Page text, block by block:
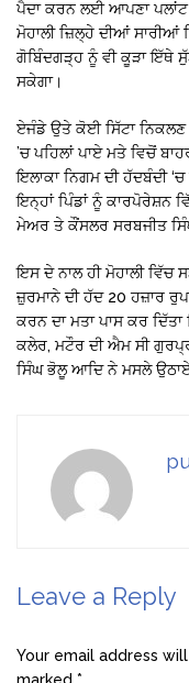
ਪੈਦਾ ਕਰਨ ਲਈ ਆਪਣਾ
ਮੋਹਾਲੀ ਜ਼ਿਲ੍ਹੇ ਦੀਆਂ ਸਾਰੀਆਂ
ਗੋਬਿੰਦਗੜ੍ਹ ਨੂੰ ਵੀ ਕੂੜਾ ਇੱਥੇ
ਸਕੇਗਾ।
ਏਜੰਡੇ ਉਤੇ ਕੋਈ ਸਿੱਟਾ ਨਿਕਲਣ
’ਚ ਪਹਿਲਾਂ ਪਾਏ ਮਤੇ ਵਿਚੋਂ
ਇਲਾਕਾ ਨਿਗਮ ਦੀ ਹੱਦਬੰਦੀ
ਇਨ੍ਹਾਂ ਪਿੰਡਾਂ ਨੂੰ ਕਾਰਪੋਰੇਸ਼ਨ
ਮੇਅਰ ਤੇ ਕੌਂਸਲਰ ਸਰਬਜੀਤ
ਇਸ ਦੇ ਨਾਲ ਹੀ ਮੋਹਾਲੀ
ਜ਼ੁਰਮਾਨੇ ਦੀ ਹੱਦ 20 ਹਜ਼ਾਰ
ਕਰਨ ਦਾ ਮਤਾ ਪਾਸ ਕਰ
ਕਲੇਰ, ਮਟੌਰ ਦੀ ਐਮ ਸੀ
ਸਿੰਘ ਭੋਲੂ ਆਦਿ ਨੇ ਮਸਲੇ
Leave a Reply
Your email address